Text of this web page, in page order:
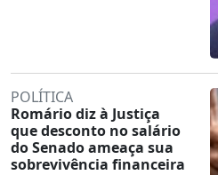
POLÍTICA
Romário diz à Justiça
que desconto no salário
do Senado ameaça sua
sobrevivência financeira